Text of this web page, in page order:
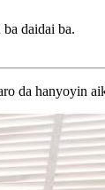
daidai ba.
da hanyoyin